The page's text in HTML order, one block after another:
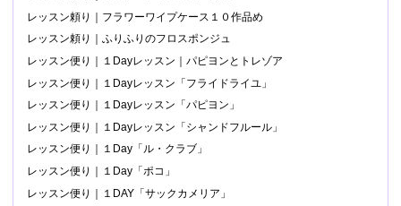
レッスン頼り｜フラワーワイプケース１０作品め
レッスン頼り｜ふりふりのフロスポンジュ
レッスン便り｜１Dayレッスン｜パピヨンとトレゾア
レッスン便り｜１Dayレッスン「フライドライユ」
レッスン便り｜１Dayレッスン「パピヨン」
レッスン便り｜１Dayレッスン「シャンドフルール」
レッスン便り｜１Day「ル・クラブ」
レッスン便り｜１Day「ポコ」
レッスン便り｜１DAY「サックカメリア」